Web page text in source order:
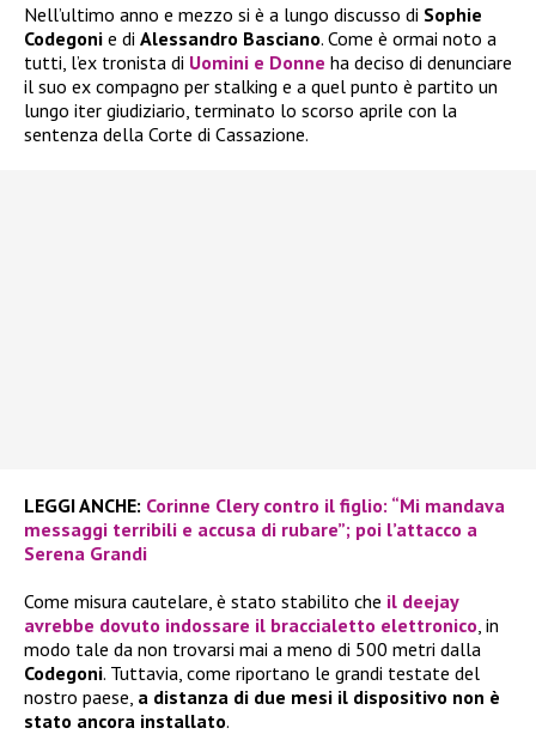
Nell’ultimo anno e mezzo si è a lungo discusso di Sophie
Codegoni e di Alessandro Basciano. Come è ormai noto a
tutti, l’ex tronista di Uomini e Donne ha deciso di denunciare
il suo ex compagno per stalking e a quel punto è partito un
lungo iter giudiziario, terminato lo scorso aprile con la
sentenza della Corte di Cassazione.
LEGGI ANCHE: Corinne Clery contro il figlio: “Mi mandava
messaggi terribili e accusa di rubare”; poi l’attacco a
Serena Grandi
Come misura cautelare, è stato stabilito che il deejay
avrebbe dovuto indossare il braccialetto elettronico , in
modo tale da non trovarsi mai a meno di 500 metri dalla
Codegoni. Tuttavia, come riportano le grandi testate del
nostro paese, a distanza di due mesi il dispositivo non è
stato ancora installato.